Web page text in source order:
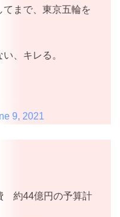
てまで、東京五輪を
、キレる。
9, 2021
約44億円の予算計